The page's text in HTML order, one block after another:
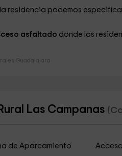
residencia podemos
asfaltado donde los
Guadalajara
Las Campanas
de Aparcamiento